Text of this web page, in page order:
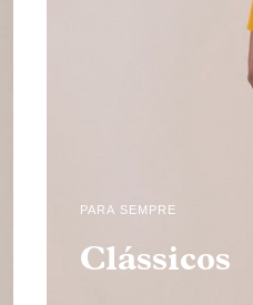
PARA SEMPRE
Clássicos